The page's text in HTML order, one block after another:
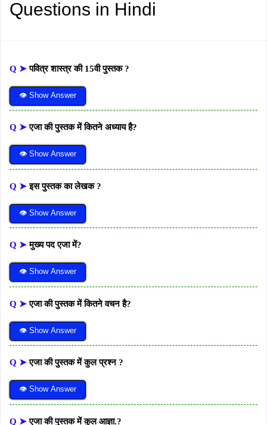
Questions in Hindi
Q ➤पवित्र शास्त्र की 15वी पुस्तक ?
👁 Show Answer
Q ➤एजा की पुस्तक में कितने अध्याय है?
👁 Show Answer
Q ➤इस पुस्तक का लेखक ?
👁 Show Answer
Q ➤मुख्य पद एजा में?
👁 Show Answer
Q ➤एजा की पुस्तक में कितने वचन है?
👁 Show Answer
Q ➤एजा की पुस्तक में कुल प्रश्न ?
👁 Show Answer
Q ➤एजा की पुस्तक में कुल आज्ञा.?